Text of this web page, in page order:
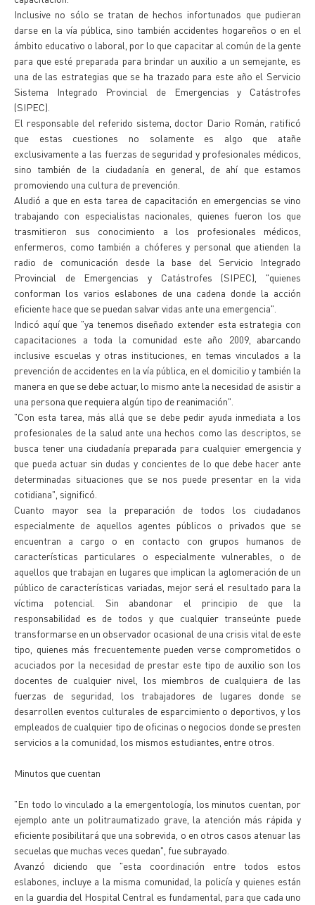
Inclusive no sólo se tratan de hechos infortunados que pudieran
darse en la vía pública, sino también accidentes hogareños o en el
ámbito educativo o laboral, por lo que capacitar al común de la gente
para que esté preparada para brindar un auxilio a un semejante, es
una de las estrategias que se ha trazado para este año el Servicio
Sistema Integrado Provincial de Emergencias y Catástrofes
(SIPEC).
El responsable del referido sistema, doctor Dario Román, ratificó
que estas cuestiones no solamente es algo que atañe
exclusivamente a las fuerzas de seguridad y profesionales médicos,
sino también de la ciudadanía en general, de ahí que estamos
promoviendo una cultura de prevención.
Aludió a que en esta tarea de capacitación en emergencias se vino
trabajando con especialistas nacionales, quienes fueron los que
trasmitieron sus conocimiento a los profesionales médicos,
enfermeros, como también a chóferes y personal que atienden la
radio de comunicación desde la base del Servicio Integrado
Provincial de Emergencias y Catástrofes (SIPEC), "quienes
conforman los varios eslabones de una cadena donde la acción
eficiente hace que se puedan salvar vidas ante una emergencia".
Indicó aquí que "ya tenemos diseñado extender esta estrategia con
capacitaciones a toda la comunidad este año 2009, abarcando
inclusive escuelas y otras instituciones, en temas vinculados a la
prevención de accidentes en la vía pública, en el domicilio y también la
manera en que se debe actuar, lo mismo ante la necesidad de asistir a
una persona que requiera algún tipo de reanimación".
"Con esta tarea, más allá que se debe pedir ayuda inmediata a los
profesionales de la salud ante una hechos como las descriptos, se
busca tener una ciudadanía preparada para cualquier emergencia y
que pueda actuar sin dudas y concientes de lo que debe hacer ante
determinadas situaciones que se nos puede presentar en la vida
cotidiana", significó.
Cuanto mayor sea la preparación de todos los ciudadanos
especialmente de aquellos agentes públicos o privados que se
encuentran a cargo o en contacto con grupos humanos de
características particulares o especialmente vulnerables, o de
aquellos que trabajan en lugares que implican la aglomeración de un
público de características variadas, mejor será el resultado para la
víctima potencial. Sin abandonar el principio de que la
responsabilidad es de todos y que cualquier transeúnte puede
transformarse en un observador ocasional de una crisis vital de este
tipo, quienes más frecuentemente pueden verse comprometidos o
acuciados por la necesidad de prestar este tipo de auxilio son los
docentes de cualquier nivel, los miembros de cualquiera de las
fuerzas de seguridad, los trabajadores de lugares donde se
desarrollen eventos culturales de esparcimiento o deportivos, y los
empleados de cualquier tipo de oficinas o negocios donde se presten
servicios a la comunidad, los mismos estudiantes, entre otros.
Minutos que cuentan
"En todo lo vinculado a la emergentología, los minutos cuentan, por
ejemplo ante un politraumatizado grave, la atención más rápida y
eficiente posibilitará que una sobrevida, o en otros casos atenuar las
secuelas que muchas veces quedan", fue subrayado.
Avanzó diciendo que "esta coordinación entre todos estos
eslabones, incluye a la misma comunidad, la policía y quienes están
en la guardia del Hospital Central es fundamental, para que cada uno